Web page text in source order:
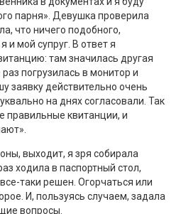
парня». Девушка проверила
что ничего подобного,
и мой супруг. В ответ я
там значилась другая
погрузилась в монитор и
заявку действительно очень
на днях согласовали. Так
правильные квитанции, и
выходит, я зря собирала
ходила в паспортный стол,
таки решен. Огорчаться или
И, пользуясь случаем, задала
вопросы.